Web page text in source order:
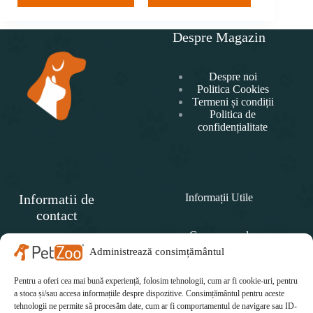
Administrează consimțământul
Pentru a oferi cea mai bună experiență, folosim tehnologii, cum ar fi cookie-uri, pentru
a stoca și/sau accesa informațiile despre dispozitive. Consimțământul pentru aceste
tehnologii ne permite să procesăm date, cum ar fi comportamentul de navigare sau ID-
Despre Magazin
Despre noi
Politica Cookies
Termeni și condiții
Politica de
confidențialitate
Informatii de
contact
PET
Telefon:
Informații Utile
Cum comand
Politica de retur
Cum plătesc